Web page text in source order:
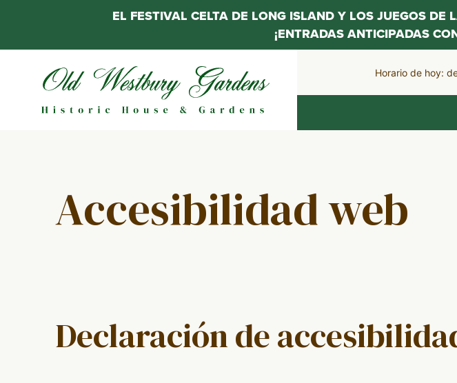
contenido
Horario de hoy:
Accesibilidad web
Declaración de
EL FESTIVAL CELTA DE LONG ISLAND Y LOS JUEGOS
¡ENTRADAS ANTICIPADAS